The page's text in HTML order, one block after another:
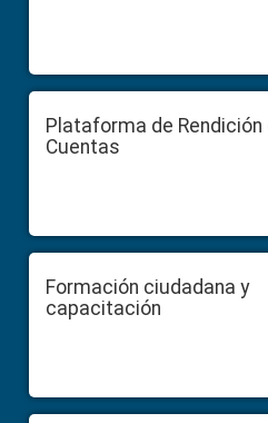
Plataforma de Rendición
Cuentas
Formación ciudadana y
capacitación